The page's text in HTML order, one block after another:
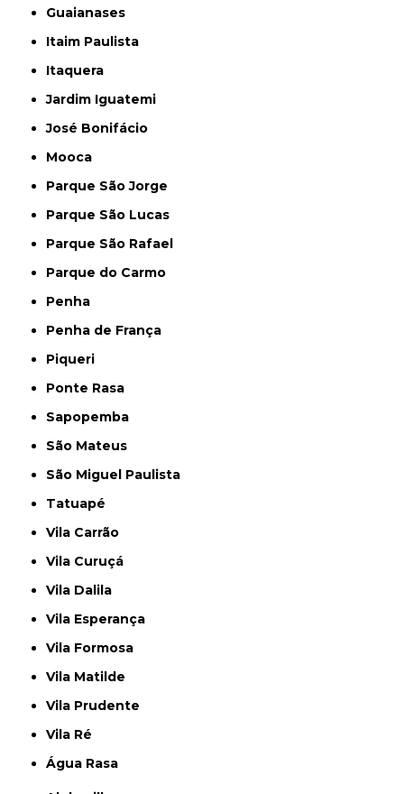
Guaianases
Itaim Paulista
Itaquera
Jardim Iguatemi
José Bonifácio
Mooca
Parque São Jorge
Parque São Lucas
Parque São Rafael
Parque do Carmo
Penha
Penha de França
Piqueri
Ponte Rasa
Sapopemba
São Mateus
São Miguel Paulista
Tatuapé
Vila Carrão
Vila Curuçá
Vila Dalila
Vila Esperança
Vila Formosa
Vila Matilde
Vila Prudente
Vila Ré
Água Rasa